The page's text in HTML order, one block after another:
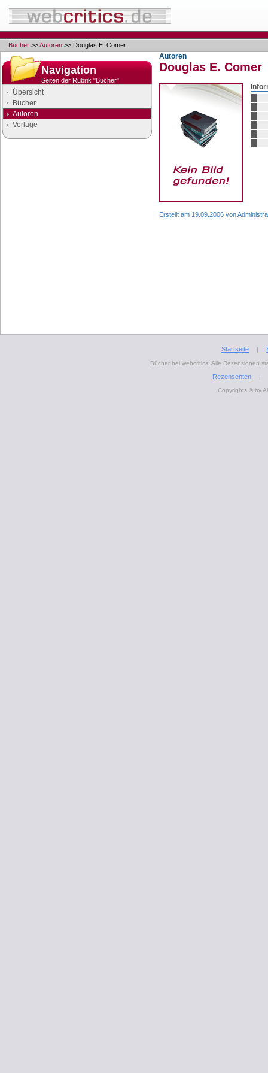
Bücher >>Autoren >> Douglas E. Comer
Navigation
Seiten der Rubrik "Bücher"
Übersicht
Bücher
Autoren
Verlage
Autoren
Douglas E. Comer
Erstellt am 19.09.2006 von
Startseite |
Bücher bei webcritics: Alle Rezensionen
Rezensenten
|
Copyrights © by